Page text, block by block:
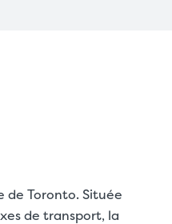
de Toronto. Située
de transport, la